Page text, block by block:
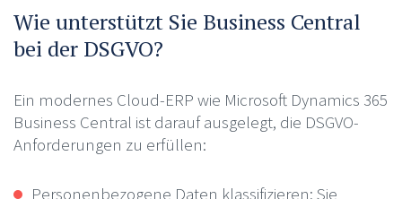
Wie unterstützt Sie Business Central
bei der DSGVO?
Ein modernes Cloud-ERP wie Microsoft Dynamics 365
Business Central ist darauf ausgelegt, die DSGVO-
Anforderungen zu erfüllen:
Personenbezogene Daten klassifizieren: Sie